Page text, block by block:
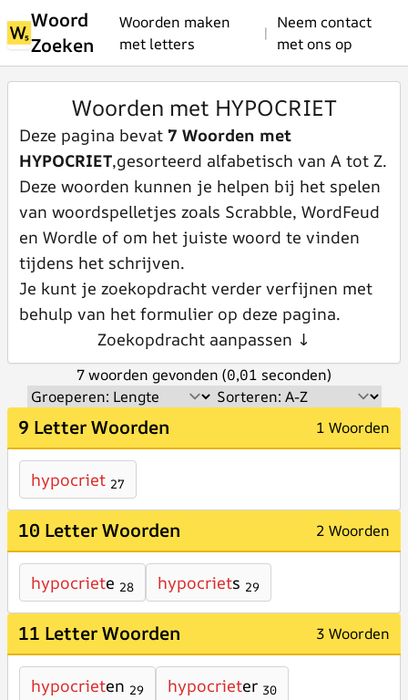
Woord
Zoeken
Woorden maken
met letters
|
Neem contact
met ons op
Woorden met HYPOCRIET
Deze pagina bevat 7 Woorden met
HYPOCRIET,gesorteerd alfabetisch van A tot Z.
Deze woorden kunnen je helpen bij het spelen
van woordspelletjes zoals Scrabble, WordFeud
en Wordle of om het juiste woord te vinden
tijdens het schrijven.
Je kunt je zoekopdracht verder verfijnen met
behulp van het formulier op deze pagina.
Zoekopdracht aanpassen ↓
7 woorden gevonden (0,01 seconden)
9 Letter Woorden 1 Woorden
hypocriet 27
10 Letter Woorden 2 Woorden
hypocriete 28 hypocriets 29
11 Letter Woorden 3 Woorden
hypocrieten 29 hypocrieter 30